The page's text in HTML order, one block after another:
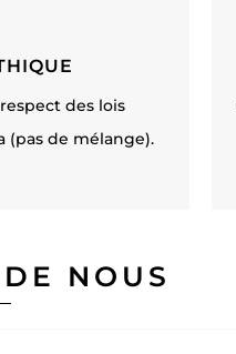
des lois
(pas de mélange).
NOUS